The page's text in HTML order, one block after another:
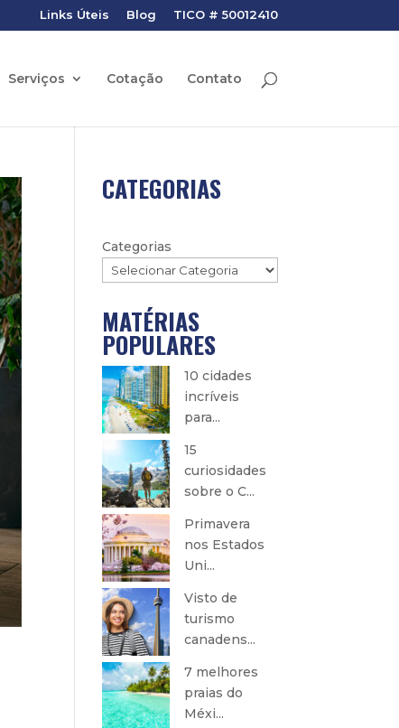
Links Úteis Blog TICO # 50012410
Serviços Cotação Contato
CATEGORIAS
Categorias
MATÉRIAS
POPULARES
10 cidades
incríveis
para...
15
curiosidades
sobre o C...
Primavera
nos Estados
Uni...
Visto de
turismo
canadens...
7 melhores
praias do
Méxi...